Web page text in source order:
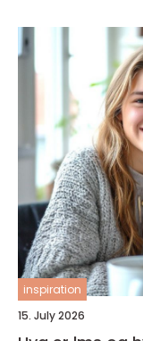
inspiration
15. July 2026